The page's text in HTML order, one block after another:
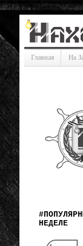
Главная На
НЕДЕЛЕ